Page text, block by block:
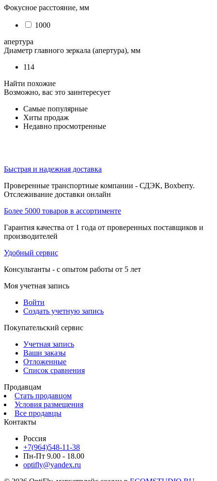
Фокусное расстояние, мм
1000
апертура
Диаметр главного зеркала (апертура), мм
114
Найти похожие
Возможно, вас это заинтересует
Самые популярные
Хиты продаж
Недавно просмотренные
Быстрая и надежная доставка
Проверенные транспортные компании - СДЭК, Boxberry.
Отслеживание доставки онлайн
Более 5000 товаров в ассортименте
Гарантия качества от 1 года от проверенных поставщиков и
производителей
Удобный сервис
Консультанты - с опытом работы от 5 лет
Моя учетная запись
Войти
Создать учетную запись
Покупательский сервис
Учетная запись
Ваши заказы
Отложенные
Список сравнения
Продавцам
Стать продавцом
Условия размещения
Все продавцы
Контакты
Россия
+7(964)548-11-38
Пн-Пт 9.00 - 18.00
optifly@yandex.ru